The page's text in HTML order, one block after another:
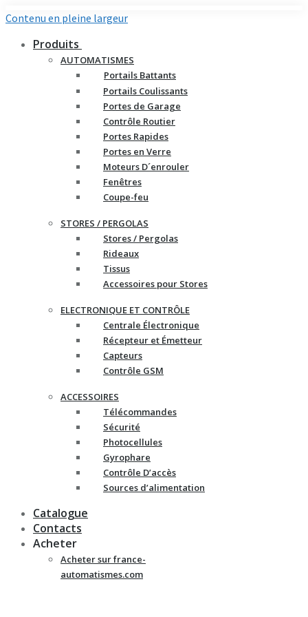
Contenu en pleine largeur
Produits
AUTOMATISMES
Portails Battants
Portails Coulissants
Portes de Garage
Contrôle Routier
Portes Rapides
Portes en Verre
Moteurs D´enrouler
Fenêtres
Coupe-feu
STORES / PERGOLAS
Stores / Pergolas
Rideaux
Tissus
Accessoires pour Stores
ELECTRONIQUE ET CONTRÔLE
Centrale Électronique
Récepteur et Émetteur
Capteurs
Contrôle GSM
ACCESSOIRES
Télécommandes
Sécurité
Photocellules
Gyrophare
Contrôle D’accès
Sources d’alimentation
Catalogue
Contacts
Acheter
Acheter sur france-
automatismes.com